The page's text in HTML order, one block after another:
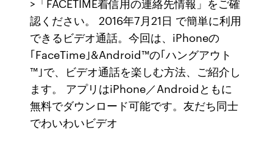
認ください。 2016年7月21日 で簡単に利用
できるビデオ通話。今回は、iPhoneの
｢FaceTime｣&Android™の｢ハングアウト
™｣で、ビデオ通話を楽しむ方法、ご紹介し
ます。 アプリはiPhone／Androidともに
無料でダウンロード可能です。友だち同士
でわいわいビデオ